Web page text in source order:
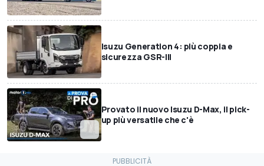
Isuzu Generation 4: più coppia e
sicurezza GSR-III
Provato il nuovo Isuzu D-Max, il pick-
up più versatile che c'è